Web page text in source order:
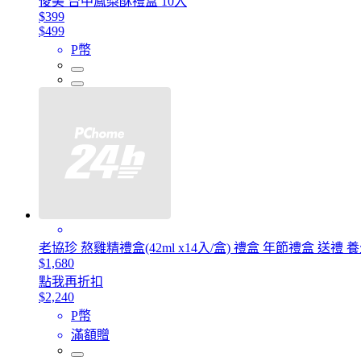
$399
$499
P幣
老協珍 熬雞精禮盒(42ml x14入/盒) 禮盒 年節禮盒 送禮
$1,680
點我再折扣
$2,240
P幣
滿額贈